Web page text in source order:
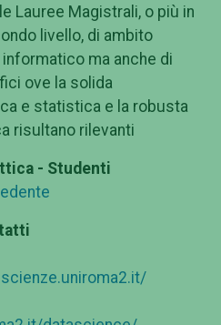
Lauree Magistrali, o più in
livello, di ambito
ma anche di
ove la solida
e statistica e la robusta
risultano rilevanti
- Studenti